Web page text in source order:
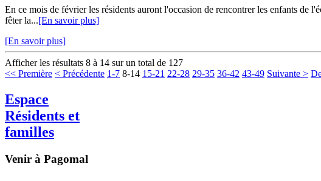
En ce mois de février les résidents auront l'occasion de rencontrer les enfants de
fêter la...[En savoir plus]
[En savoir plus]
Afficher les résultats 8 à 14 sur un total de 127
<< Première < Précédente 1-7 8-14 15-21 22-28 29-35 36-42 43-49 Suivante >
Espace
Résidents et
familles
Venir à Pagomal